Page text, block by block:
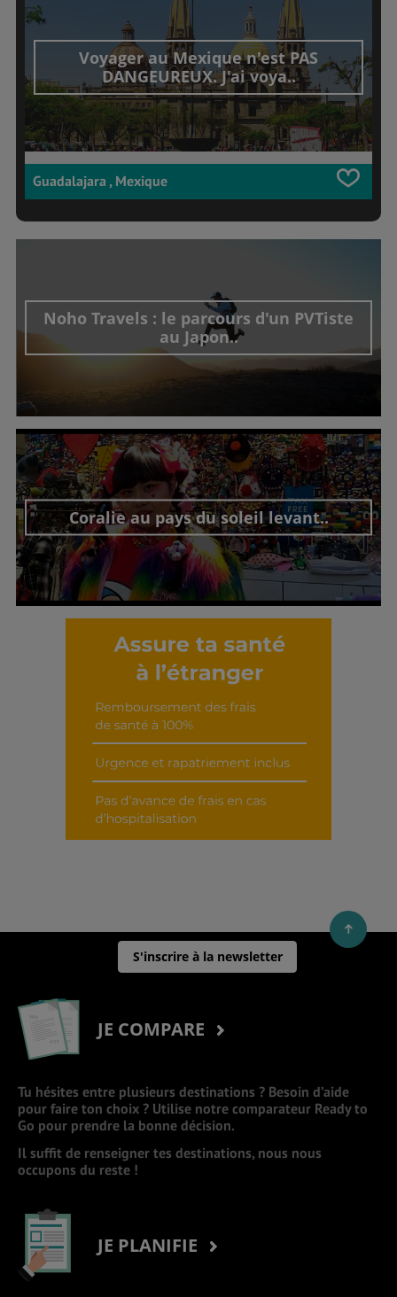
Voyager au Mexique n'est PAS
DANGEUREUX. J'ai voya..
Guadalajara , Mexique
Noho Travels : le parcours d'un PVTiste
au Japon..
Découvrir cet interview
Coralie au pays du soleil levant..
Découvrir cet interview
S'inscrire à la newsletter
JE COMPARE
Tu hésites entre plusieurs destinations ? Besoin d’aide
pour faire ton choix ? Utilise notre comparateur Ready to
Go pour prendre la bonne décision.
Il suffit de renseigner tes destinations, nous nous
occupons du reste !
JE PLANIFIE